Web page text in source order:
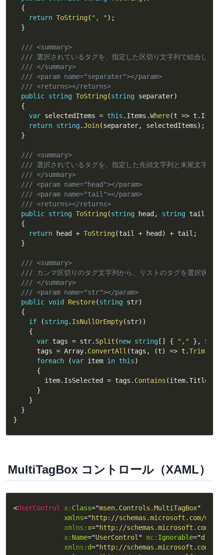
{
return ToString( ", ") ;
}
/// <summary>
/// 選択されているタグを、指定した区切り文字列で結合して
/// </summary>
/// <param name="separater"></param>
/// <returns></returns>
public string ToString(string separater)
{
var selectedItems = this . Items .Where(t => t .
return string.Join(separater, selectedItems) ;
}
/// <summary>
/// 選択されているタグを、指定した先頭文字列と末尾文字列
/// </summary>
/// <param name="head"></param>
/// <param name="tail"></param>
/// <returns></returns>
public string ToString(string head , string tail
{
return head + ToString(tail + head ) + tail ;
}
/// <summary>
/// カンマ区切りのタグ文字列から、リストのタグを選択状態
/// </summary>
/// <param name="str"></param>
public void Restore(string str)
{
if
(string. IsNullOrEmpty(str) )
{
var tags = str. Split (new string[ ] { "," } ,
      tags
= Array. ConvertAll (tags , (t) => t .Trim(
foreach
(var item in this)
{
        item
. IsSelected = tags . Contains (item.Title
}
}
}
}
MultiTagBox コントロール（XAML）
<UserControl x: Class="msen.Controls.MultiTagBox"
xmlns="http://schemas.microsoft.com/
xmlns: x="http://schemas.microsoft.com/
x: Name="UserControl " mc: Ignorable="d
xmlns: d="http://schemas.microsoft.com/